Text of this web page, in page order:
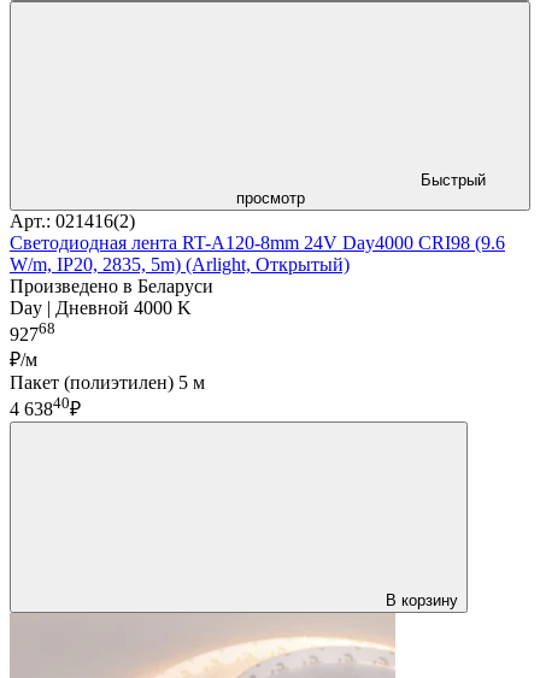
Быстрый
просмотр
Арт.: 021416(2)
Светодиодная лента RT-A120-8mm 24V Day4000 CRI98 (9.6
W/m, IP20, 2835, 5m) (Arlight, Открытый)
Произведено в Беларуси
Day | Дневной 4000 K
92768
₽/м
Пакет (полиэтилен) 5 м
4 63840₽
В корзину